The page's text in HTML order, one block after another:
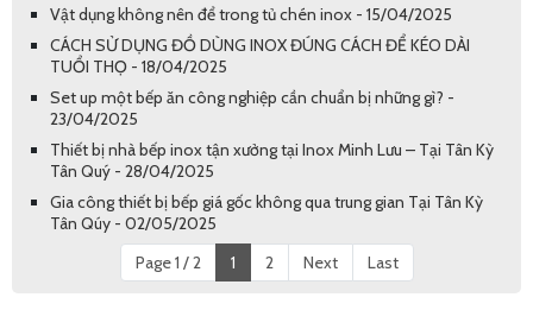
Vật dụng không nên để trong tủ chén inox - 15/04/2025
CÁCH SỬ DỤNG ĐỒ DÙNG INOX ĐÚNG CÁCH ĐỂ KÉO DÀI
TUỔI THỌ - 18/04/2025
Set up một bếp ăn công nghiệp cần chuẩn bị những gì? -
23/04/2025
Thiết bị nhà bếp inox tận xưởng tại Inox Minh Lưu – Tại Tân Kỳ
Tân Quý - 28/04/2025
Gia công thiết bị bếp giá gốc không qua trung gian Tại Tân Kỳ
Tân Qúy - 02/05/2025
Page 1 / 2
1 2 Next Last